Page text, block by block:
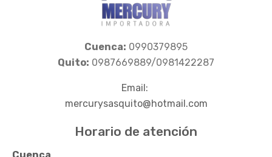
Cuenca: 0990379895
Quito: 0987669889/0981422287
Email:
mercurysasquito@hotmail.com
Horario de atención